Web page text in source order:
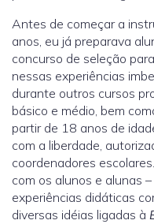
Antes de começar a
anos, eu já preparava
concurso de seleção
nessas experiências
durante outros cursos
básico e médio, bem
partir de 18 anos de
com a liberdade,
coordenadores
com os alunos e alunas
experiências didáticas
diversas idéias ligadas à